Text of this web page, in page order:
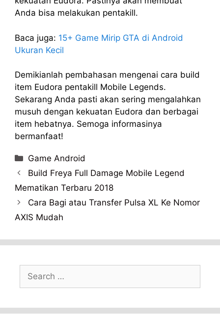
Anda bisa melakukan pentakill.
Baca juga: 15+ Game Mirip GTA di Android
Ukuran Kecil
Demikianlah pembahasan mengenai cara build
item Eudora pentakill Mobile Legends.
Sekarang Anda pasti akan sering mengalahkan
musuh dengan kekuatan Eudora dan berbagai
item hebatnya. Semoga informasinya
bermanfaat!
Categories
Game Android
Build Freya Full Damage Mobile Legend
Mematikan Terbaru 2018
Cara Bagi atau Transfer Pulsa XL Ke Nomor
AXIS Mudah
Search
for: